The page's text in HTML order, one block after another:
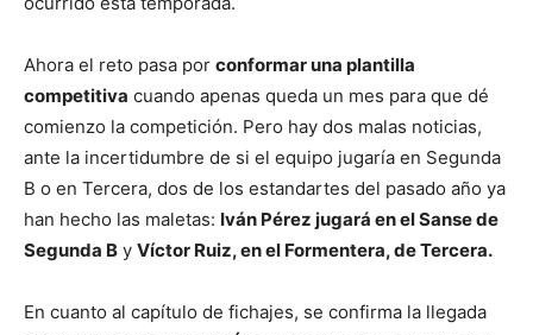
Ahora el reto pasa por conformar una plantilla
competitiva cuando apenas queda un mes para que dé
comienzo la competición. Pero hay dos malas noticias,
ante la incertidumbre de si el equipo jugaría en Segunda
B o en Tercera, dos de los estandartes del pasado año ya
han hecho las maletas: Iván Pérez jugará en el Sanse de
Segunda B y Víctor Ruiz, en el Formentera, de Tercera.
En cuanto al capítulo de fichajes, se confirma la llegada